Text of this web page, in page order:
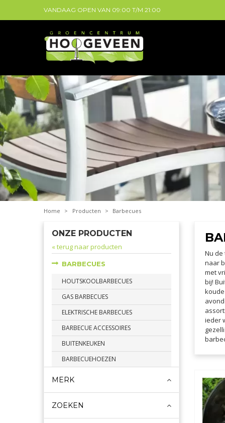
Home > Producten > Barbecues
VANDAAG OPEN VAN 09:00 T/M 21:00
Nu
naar
met
bij!
ieder
ONZE PRODUCTEN
« terug naar producten
BARBECUES
HOUTSKOOLBARBECUES
GAS BARBECUES
ELEKTRISCHE BARBECUES
BARBECUE ACCESSOIRES
BUITENKEUKEN
BARBECUEHOEZEN
MERK
ZOEKEN